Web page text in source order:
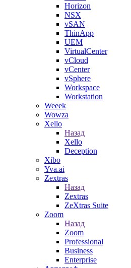
Horizon
NSX
vSAN
ThinApp
UEM
VirtualCenter
vCloud
vCenter
vSphere
Workspace
Workstation
Weeek
Wowza
Xello
Назад
Xello
Deception
Xibo
Yva.ai
Zextras
Назад
Zextras
ZeXtras Suite
Zoom
Назад
Zoom
Professional
Business
Enterprise